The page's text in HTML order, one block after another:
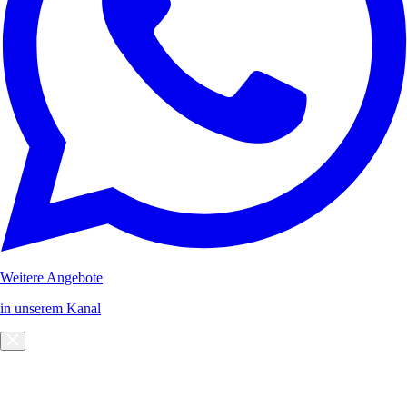
Weitere Angebote
in unserem Kanal